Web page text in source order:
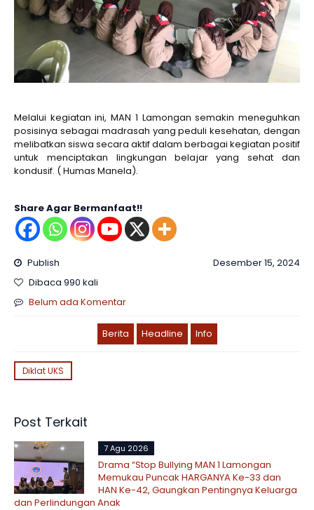
Melalui kegiatan ini, MAN 1 Lamongan semakin meneguhkan
posisinya sebagai madrasah yang peduli kesehatan, dengan
melibatkan siswa secara aktif dalam berbagai kegiatan positif
untuk menciptakan lingkungan belajar yang sehat dan
kondusif. ( Humas Manela).
Share Agar Bermanfaat!!
Publish
Desember 15, 2024
Dibaca 990 kali
Belum ada Komentar
Berita Headline Info
Diklat UKS
Post Terkait
7 Agu 2026
Drama “Stop Bullying MAN 1 Lamongan
Memukau Puncak HARGANYA Ke-33 dan
HAN Ke-42, Gaungkan Pentingnya Keluarga
dan Perlindungan Anak